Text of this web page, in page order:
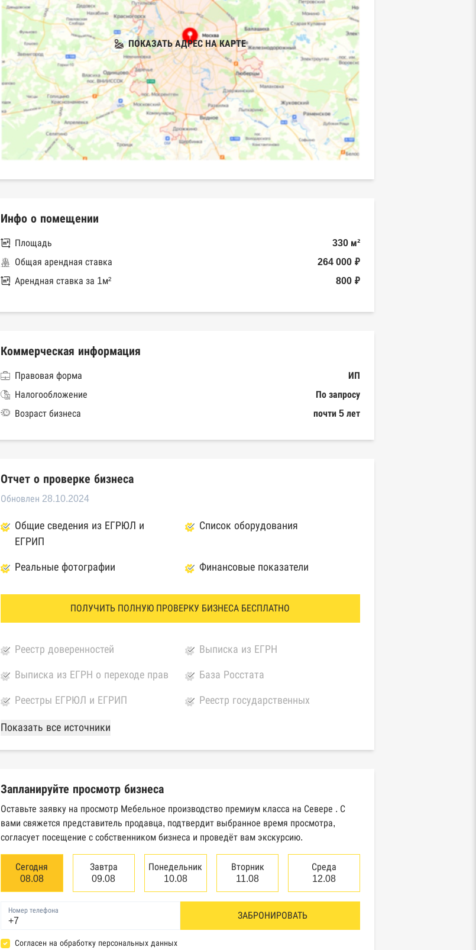
ПОКАЗАТЬ АДРЕС НА КАРТЕ
Инфо о помещении
Площадь
330 м²
Общая арендная ставка
264 000 ₽
Арендная ставка за 1м²
800 ₽
Коммерческая информация
Правовая форма
ИП
Налогообложение
По запросу
Возраст бизнеса
почти 5 лет
Отчет о проверке бизнеса
Обновлен 28.10.2024
Общие сведения из ЕГРЮЛ и
ЕГРИП
Список оборудования
Реальные фотографии Финансовые показатели
ПОЛУЧИТЬ ПОЛНУЮ ПРОВЕРКУ БИЗНЕСА БЕСПЛАТНО
Реестр доверенностей Выписка из ЕГРН
Выписка из ЕГРН о переходе прав База Росстата
Реестры ЕГРЮЛ и ЕГРИП
России
Реестр государственных
Единый федеральный реестр
сведений о банкротстве
Реестр товарных знаков и знаков
обслуживания Роспатента
База исполнительного
производства Федеральной
службы судебных приставов
Центры раскрытия информации
эмитентами ценных бумаг
Росздравнадзор, Рособрнадзор,
Реестр плановых проверок Реестр
Показать все источники
Запланируйте просмотр бизнеса
Оставьте заявку на просмотр Мебельное производство премиум класса на Севере . С
вами свяжется представитель продавца, подтвердит выбранное время просмотра,
согласует посещение с собственником бизнеса и проведёт вам экскурсию.
Сегодня
08.08
Завтра
09.08
Понедельник
10.08
Вторник
11.08
Среда
12.08
Номер телефона ЗАБРОНИРОВАТЬ
Согласен на обработку персональных данных